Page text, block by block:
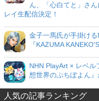
ん、「心白てと」さ
レイ生配信決定！
金子一馬氏が手掛け
『KAZUMA
NHN PlayArt × レベル
想世界のぷちぽよん』
人気の記事ランキング